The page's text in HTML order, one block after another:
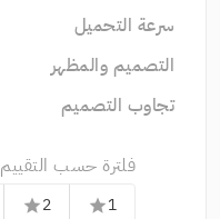
سرعة التحميل
التصميم والمظهر
تجاوب التصميم
فلترة حسب التقييم
1
star
2
star